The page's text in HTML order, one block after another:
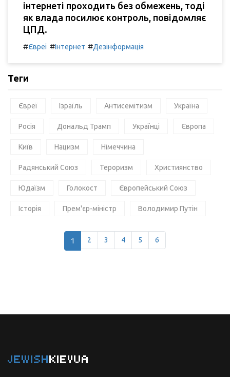
інтернеті проходить без обмежень, тоді
як влада посилює контроль, повідомляє
ЦПД.
#Євреї #Інтернет #Дезінформація
Теги
Євреї Ізраїль Антисемітизм Україна
Росія Дональд Трамп Українці Європа
Київ Нацизм Німеччина
Радянський Союз Тероризм Християнство
Юдаїзм Голокост Європейський Союз
Історія Прем'єр-міністр Володимир Путін
1 2 3 4 5 6
JEWISHKIEVUA